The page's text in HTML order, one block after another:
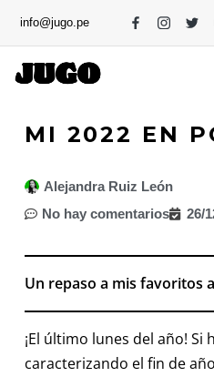
info@jugo.pe
MI 2022 EN
Alejandra Ruiz León
No hay comentarios
26/
Un repaso a mis favoritos
¡El último lunes del año! Si
caracterizando el fin de